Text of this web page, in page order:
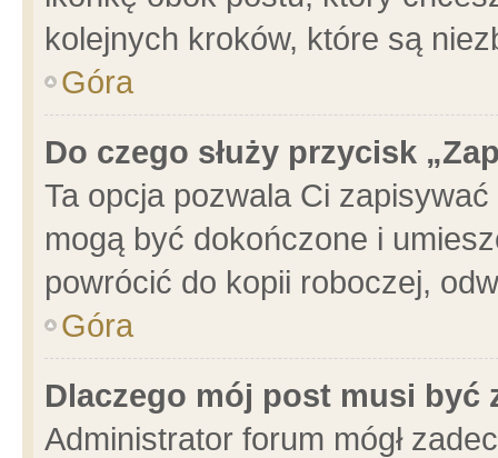
kolejnych kroków, które są
Góra
Do czego służy przycisk
Ta opcja pozwala Ci
mogą być dokończone i
powrócić do kopii roboczej,
Góra
Dlaczego mój post musi być
Administrator forum mógł